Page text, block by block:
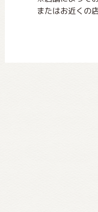
またはお近くの